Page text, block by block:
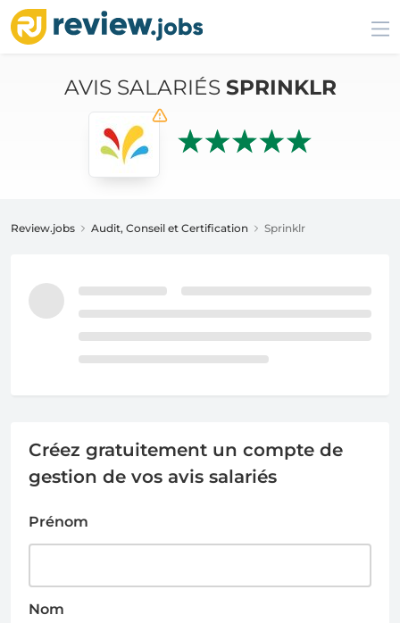
AVIS SALARIÉS SPRINKLR
Review.jobs Audit, Conseil et Certification Sprinklr
Créez gratuitement un compte de
gestion de vos avis salariés
Prénom
Nom